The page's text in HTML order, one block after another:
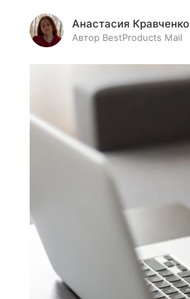
Анастасия Кравченко
Автор BestProducts Mail